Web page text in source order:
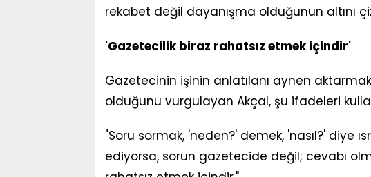
rekabet değil dayanışma olduğunun altını
'Gazetecilik biraz rahatsız etmek içindir'
Gazetecinin işinin anlatılanı aynen
olduğunu vurgulayan Akçal, şu ifadeleri
"Soru sormak, 'neden?' demek, 'nasıl?' diye
ediyorsa, sorun gazetecide değil; cevabı